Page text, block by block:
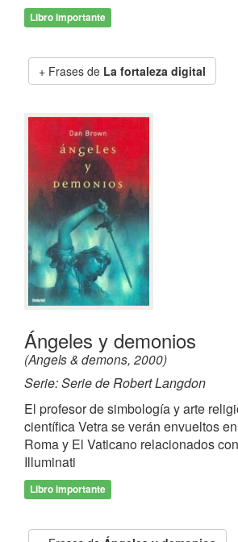
Libro importante
Frases de La fortaleza digital
Ángeles y demonios
(Angels & demons, 2000)
Serie: Serie de Robert Langdon
El profesor de simbología y arte
científica Vetra se verán envueltos
Roma y El Vaticano relacionados
Illuminati
Libro importante